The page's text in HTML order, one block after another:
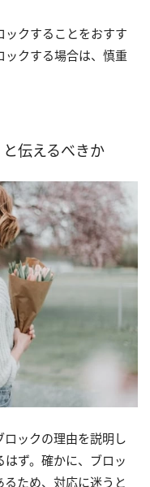
クすることをおすす
ックする場合は、慎重
伝えるべきか
ックの理由を説明し
ず。確かに、ブロッ
ため、対応に迷うと